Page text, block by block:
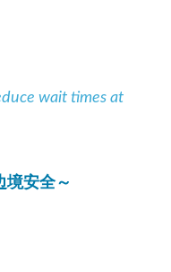
wait times at
境安全～